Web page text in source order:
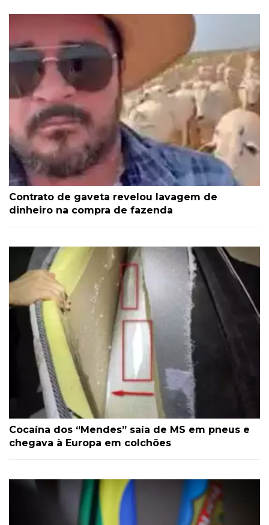
Contrato de gaveta revelou lavagem de
dinheiro na compra de fazenda
Cocaína dos “Mendes” saía de MS em pneus e
chegava à Europa em colchões